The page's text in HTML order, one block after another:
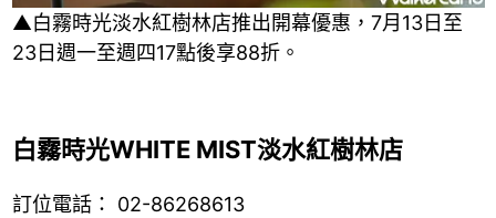
▲白霧時光淡水紅樹林店推出開幕優惠，7月13日至
23日週一至週四17點後享88折。
白霧時光WHITE MIST淡水紅樹林店
訂位電話： 02-86268613